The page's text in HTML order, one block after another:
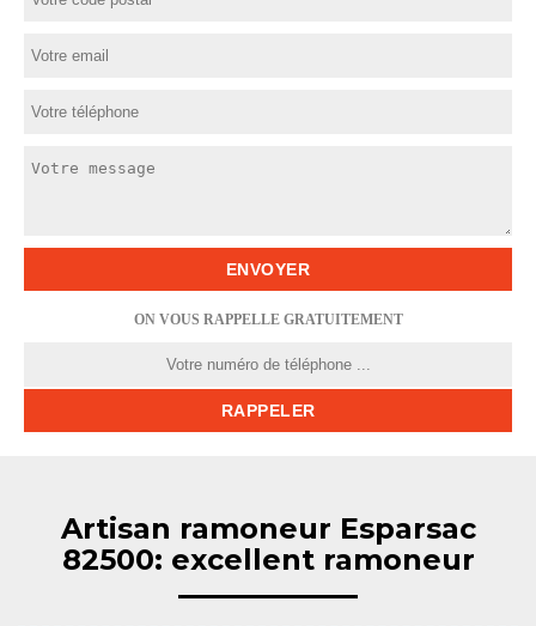
ON VOUS RAPPELLE GRATUITEMENT
Artisan ramoneur Esparsac
82500: excellent ramoneur